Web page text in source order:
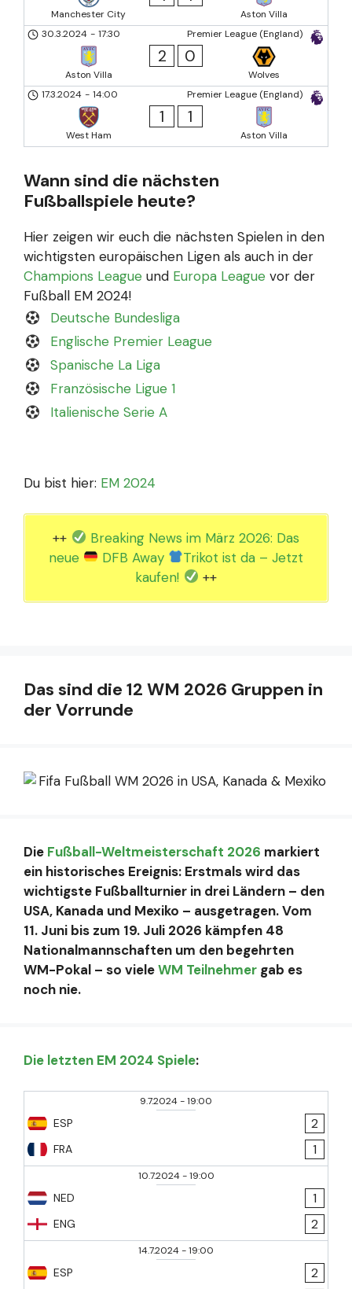
Manchester City
Aston Villa
Premier League (England)
30.3.2024 - 17:30
Aston Villa
2 0
Wolves
Premier League (England)
17.3.2024 - 14:00
West Ham
1 1
Aston Villa
Wann sind die nächsten
Fußballspiele heute?
Hier zeigen wir euch die nächsten Spielen in den
wichtigsten europäischen Ligen als auch in der
Champions League und Europa League vor der
Fußball EM 2024!
Deutsche Bundesliga
Englische Premier League
Spanische La Liga
Französische Ligue 1
Italienische Serie A
Du bist hier: EM 2024
++
Breaking News im März 2026: Das
neue
DFB Away
Trikot ist da – Jetzt
kaufen!
++
Das sind die 12 WM 2026 Gruppen in
der Vorrunde
Die Fußball-Weltmeisterschaft 2026 markiert
ein historisches Ereignis: Erstmals wird das
wichtigste Fußballturnier in drei Ländern – den
USA, Kanada und Mexiko – ausgetragen. Vom
11. Juni bis zum 19. Juli 2026 kämpfen 48
Nationalmannschaften um den begehrten
WM-Pokal – so vieleWM Teilnehmer gab es
noch nie.
Die letzten EM 2024 Spiele:
9.7.2024-19:00
ESP
FRA
2
1
10.7.2024-19:00
NED
ENG
1
2
14.7.2024-19:00
ESP
2